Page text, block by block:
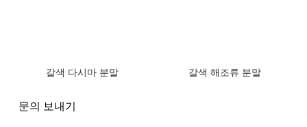
갈색 다시마 분말 갈색 해조류 분말
문의 보내기